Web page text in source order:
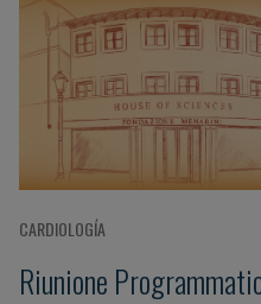
CARDIOLOGÍA
Riunione